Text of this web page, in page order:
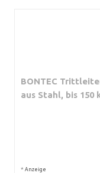
BONTEC
aus Stahl, bis 150
* Anzeige